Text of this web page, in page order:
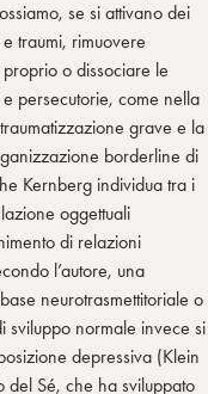
se si attivano dei
traumi, rimuovere
o dissociare le
persecutorie, come nella
grave e la
borderline di
Kernberg individua tra i
oggettuali
di relazioni
l’autore, una
neurotrasmettitoriale o
sviluppo normale invece si
depressiva (Klein
del Sé, che ha sviluppato